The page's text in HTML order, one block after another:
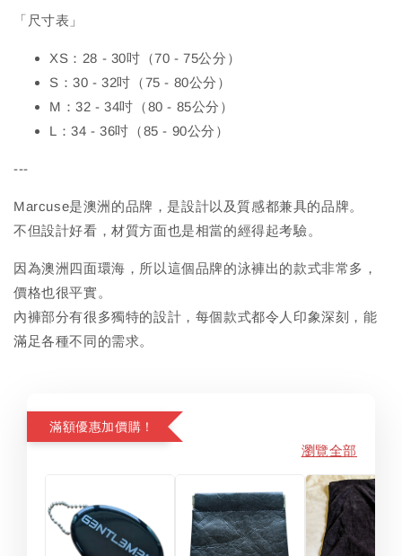
「尺寸表」
XS：28 - 30吋（70 - 75公分）
S：30 - 32吋（75 - 80公分）
M：32 - 34吋（80 - 85公分）
L：34 - 36吋（85 - 90公分）
---
Marcuse是澳洲的品牌，是設計以及質感都兼具的品牌。
不但設計好看，材質方面也是相當的經得起考驗。
因為澳洲四面環海，所以這個品牌的泳褲出的款式非常多，
價格也很平實。
內褲部分有很多獨特的設計，每個款式都令人印象深刻，能
滿足各種不同的需求。
滿額優惠加價購！
瀏覽全部